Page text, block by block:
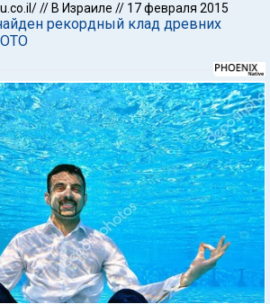
// В Израиле // 17 февраля 2015
рекордный клад древних